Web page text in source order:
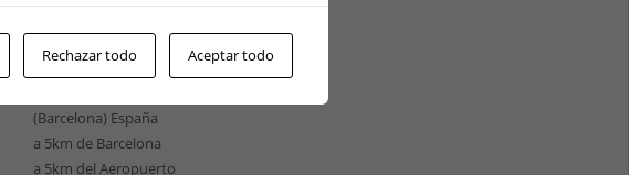
Pso. Ferrocarriles 158
(Barcelona) España
a 5km de Barcelona
a 5km del Aeropuerto
Rechazar todo Aceptar todo